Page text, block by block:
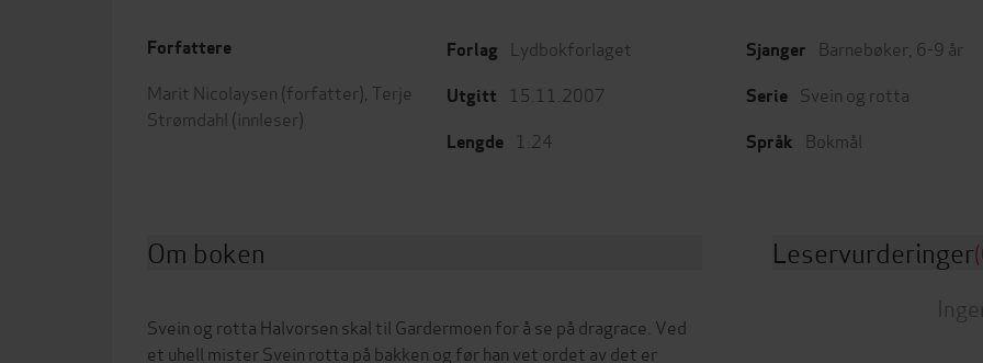
Forfattere
Marit Nicolaysen (forfatter), Terje
Strømdahl (innleser)
Forlag Lydbokforlaget
Utgitt 15.11.2007
Lengde 1:24
Sjanger Barnebøker 6-9 år
Serie Svein og rotta
Språk Bokmål
Om boken
Svein og rotta Halvorsen skal til Gardermoen for å se på dragrace. Ved
et uhell mister Svein rotta på bakken og før han vet ordet av det er
Leservurderinger